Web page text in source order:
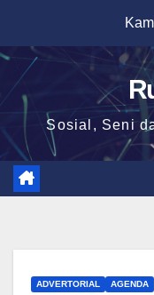
content
Sosial, Seni
ADVERTORIAL AGENDA